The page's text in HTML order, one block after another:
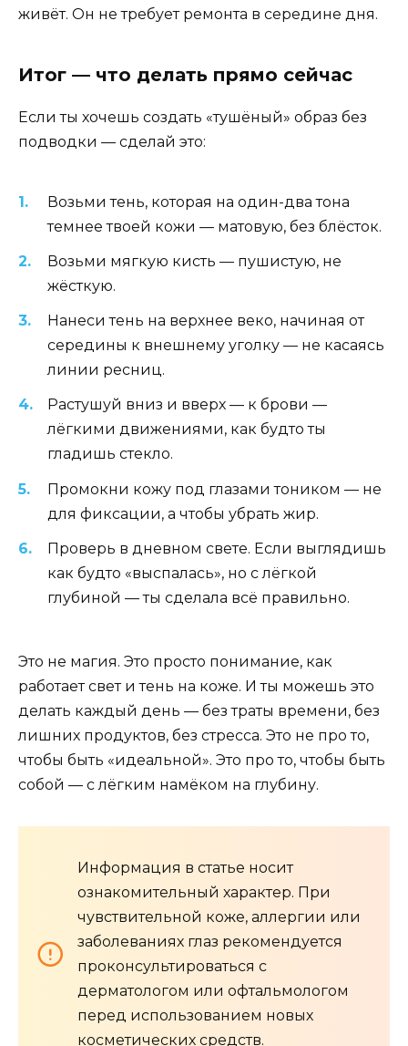
живёт. Он не требует ремонта в середине дня.
Итог — что делать прямо сейчас
Если ты хочешь создать «тушёный» образ без
подводки — сделай это:
Возьми тень, которая на один-два тона
темнее твоей кожи — матовую, без блёсток.
Возьми мягкую кисть — пушистую, не
жёсткую.
Нанеси тень на верхнее веко, начиная от
середины к внешнему уголку — не касаясь
линии ресниц.
Растушуй вниз и вверх — к брови —
лёгкими движениями, как будто ты
гладишь стекло.
Промокни кожу под глазами тоником — не
для фиксации, а чтобы убрать жир.
Проверь в дневном свете. Если выглядишь
как будто «выспалась», но с лёгкой
глубиной — ты сделала всё правильно.
Это не магия. Это просто понимание, как
работает свет и тень на коже. И ты можешь это
делать каждый день — без траты времени, без
лишних продуктов, без стресса. Это не про то,
чтобы быть «идеальной». Это про то, чтобы быть
собой — с лёгким намёком на глубину.
Информация в статье носит
ознакомительный характер. При
чувствительной коже, аллергии или
заболеваниях глаз рекомендуется
проконсультироваться с
дерматологом или офтальмологом
перед использованием новых
косметических средств.